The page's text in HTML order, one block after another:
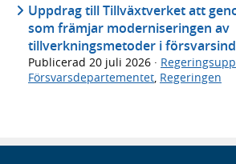
Uppdrag till Tillväxtverket att
som främjar moderniseringen av
tillverkningsmetoder i
Publicerad 20 juli 2026 ·
Försvarsdepartementet Regeringen